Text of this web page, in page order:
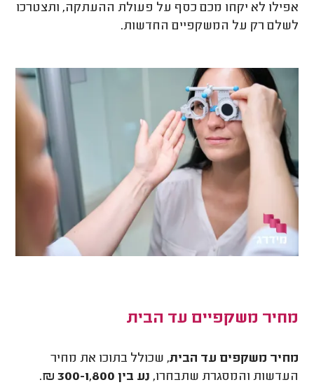
אפילו לא יקחו מכם כסף על פעולת ההעתקה, ותצטרכו
לשלם רק על המשקפיים החדשות.
מחיר משקפיים עד הבית
מחיר משקפים עד הבית, שכולל בתוכו את מחיר
העדשות והמסגרת שתבחרו, נע בין 300-1,800 ₪
.